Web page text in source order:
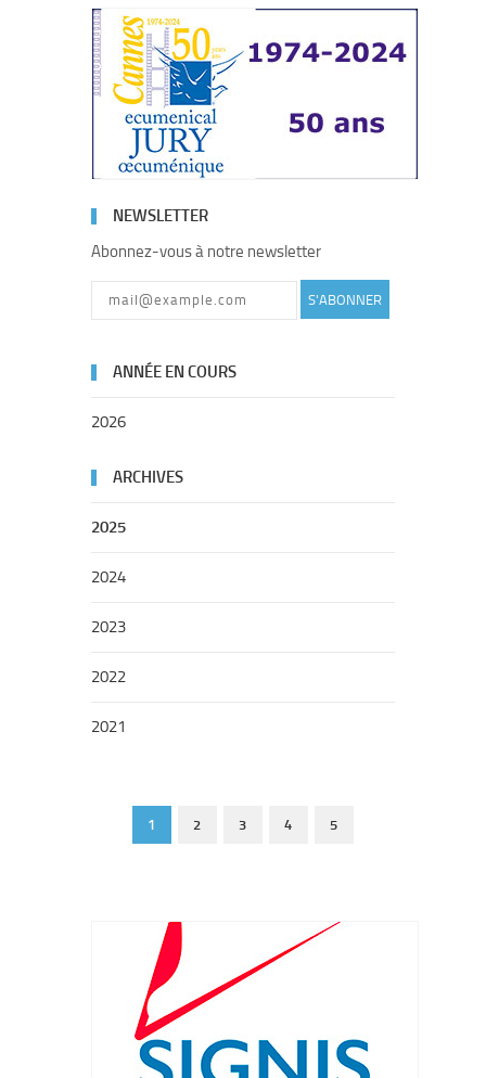
NEWSLETTER
Abonnez-vous à notre newsletter
S'ABONNER
ANNÉE EN COURS
2026
ARCHIVES
2025
2024
2023
2022
2021
1 2 3 4 5